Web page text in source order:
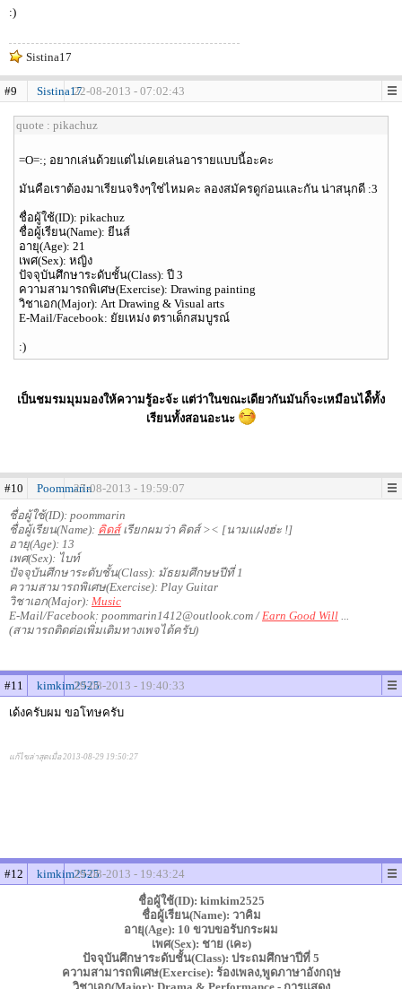
:)
Sistina17
#9 Sistina1722-08-2013 - 07:02:43
quote : pikachuz
=O=:; อยากเล่นด้วยแต่ไม่เคยเล่นอารายแบบนี้อะคะ
มันคือเราต้องมาเรียนจริงๆใช่ไหมคะ ลองสมัครดูก่อนและกัน น่าสนุกดี :3
ชื่อผู้ใช้(ID): pikachuz
ชื่อผู้เรียน(Name): ยีนส์
อายุ(Age): 21
เพศ(Sex): หญิง
ปัจจุบันศึกษาระดับชั้น(Class): ปี 3
ความสามารถพิเศษ(Exercise): Drawing painting
วิชาเอก(Major): Art Drawing & Visual arts
E-Mail/Facebook: ยัยเหม่ง ตราเด็กสมบูรณ์
:)
เป็นชมรมมุมมองให้ความรู้อะจ้ะ แต่ว่าในขณะเดียวกันมันก็จะเหมือนได้ืทั้ง
เรียนทั้งสอนอะนะ
#10 Poommarin27-08-2013 - 19:59:07
ชื่อผู้ใช้(ID): poommarin
ชื่อผู้เรียน(Name): คิดส์เรียกผมว่า คิดส์ >< [นามแฝงฮ่ะ !]
อายุ(Age): 13
เพศ(Sex): ไบท์
ปัจจุบันศึกษาระดับชั้น(Class): มัธยมศึกษษปีที่ 1
ความสามารถพิเศษ(Exercise): Play Guitar
วิชาเอก(Major): Music
E-Mail/Facebook: poommarin1412@outlook.com /Earn Good Will ...
(สามารถติดต่อเพิ่มเติมทางเพจได้ครับ)
#11 kimkim252529-08-2013 - 19:40:33
เด้งครับผม ขอโทษครับ
แก้ไขล่าสุดเมื่อ 2013-08-29 19:50:27
#12 kimkim252529-08-2013 - 19:43:24
ชื่อผู้ใช้(ID): kimkim2525
ชื่อผู้เรียน(Name): วาคิม
อายุ(Age): 10 ขวบขอรับกระผม
เพศ(Sex): ชาย (เคะ)
ปัจจุบันศึกษาระดับชั้น(Class): ประถมศึกษาปีที่ 5
ความสามารถพิเศษ(Exercise): ร้องเพลง,พูดภาษาอังกฤษ